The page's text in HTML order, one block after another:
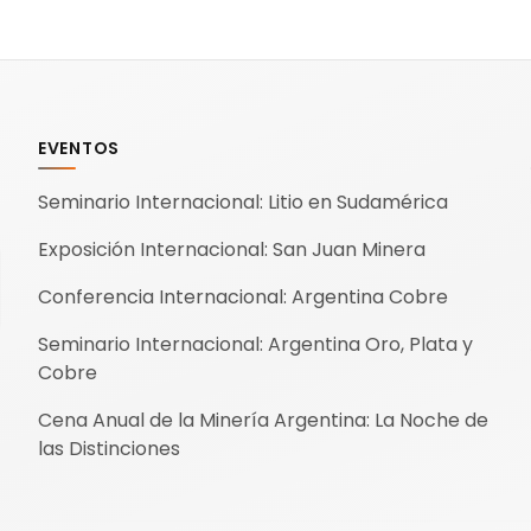
EVENTOS
Seminario Internacional: Litio en Sudamérica
Exposición Internacional: San Juan Minera
Conferencia Internacional: Argentina Cobre
Seminario Internacional: Argentina Oro, Plata y
Cobre
Cena Anual de la Minería Argentina: La Noche de
las Distinciones